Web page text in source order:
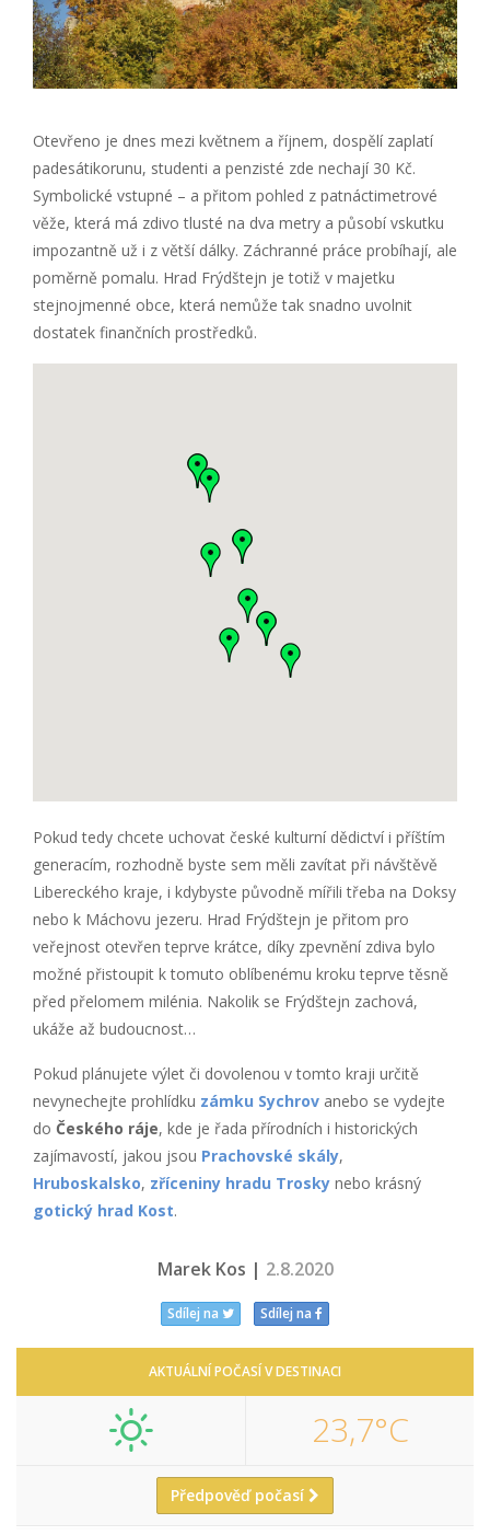
Otevřeno je dnes mezi květnem a říjnem, dospělí zaplatí
padesátikorunu, studenti a penzisté zde nechají 30 Kč.
Symbolické vstupné – a přitom pohled z patnáctimetrové
věže, která má zdivo tlusté na dva metry a působí vskutku
impozantně už i z větší dálky. Záchranné práce probíhají, ale
poměrně pomalu. Hrad Frýdštejn je totiž v majetku
stejnojmenné obce, která nemůže tak snadno uvolnit
dostatek finančních prostředků.
Pokud tedy chcete uchovat české kulturní dědictví i příštím
generacím, rozhodně byste sem měli zavítat při návštěvě
Libereckého kraje, i kdybyste původně mířili třeba na Doksy
nebo k Máchovu jezeru. Hrad Frýdštejn je přitom pro
veřejnost otevřen teprve krátce, díky zpevnění zdiva bylo
možné přistoupit k tomuto oblíbenému kroku teprve těsně
před přelomem milénia. Nakolik se Frýdštejn zachová,
ukáže až budoucnost…
Pokud plánujete výlet či dovolenou v tomto kraji určitě
nevynechejte prohlídku zámku Sychrov anebo se vydejte
do Českého ráje, kde je řada přírodních i historických
zajímavostí, jakou jsou Prachovské skály,
Hruboskalsko, zříceniny hradu Trosky nebo krásný
gotický hrad Kost.
Marek Kos | 2.8.2020
Sdílej na Sdílej na
AKTUÁLNÍ POČASÍ V DESTINACI
23,7°C
Předpověď počasí